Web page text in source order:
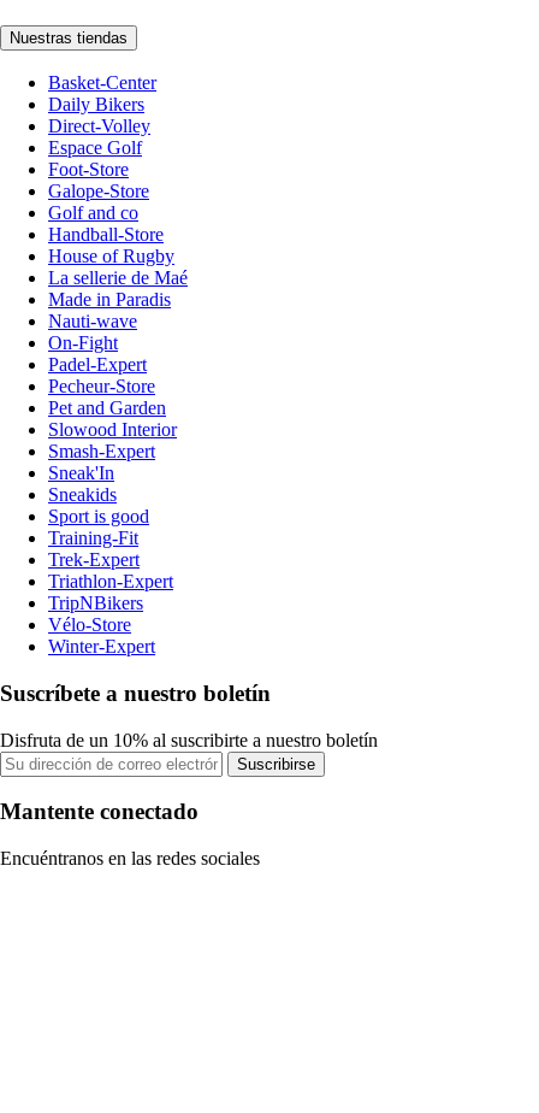
Nuestras tiendas
Basket-Center
Daily Bikers
Direct-Volley
Espace Golf
Foot-Store
Galope-Store
Golf and co
Handball-Store
House of Rugby
La sellerie de Maé
Made in Paradis
Nauti-wave
On-Fight
Padel-Expert
Pecheur-Store
Pet and Garden
Slowood Interior
Smash-Expert
Sneak'In
Sneakids
Sport is good
Training-Fit
Trek-Expert
Triathlon-Expert
TripNBikers
Vélo-Store
Winter-Expert
Suscríbete a nuestro boletín
Disfruta de un 10% al suscribirte a nuestro boletín
Suscribirse
Mantente conectado
Encuéntranos en las redes sociales